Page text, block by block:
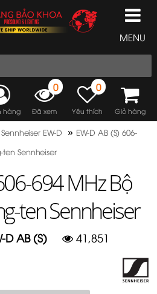
MENU
hàng
0
Đã xem
0
Yêu thích Giỏ hàng
Sennheiser EW-D » EW-D AB (S) 606-
Sennheiser
694 MHz Bộ
ten Sennheiser
D AB (S) 41,851